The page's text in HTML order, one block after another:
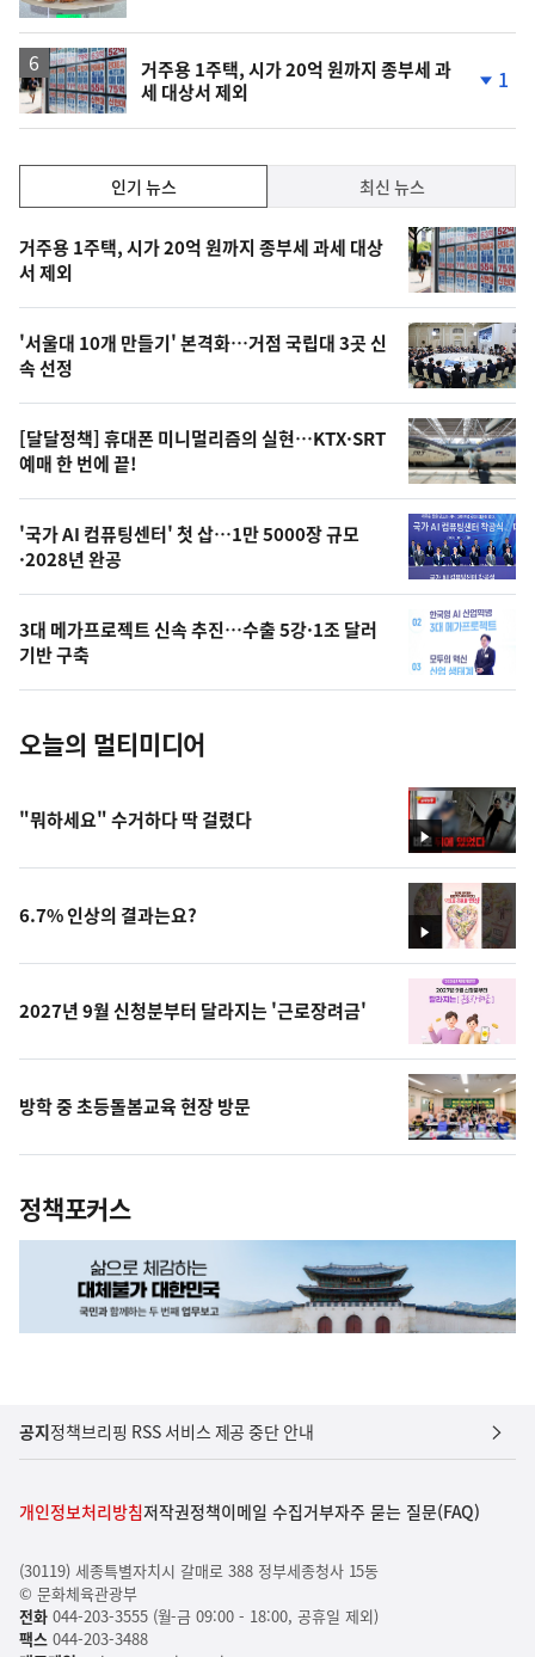
계
거주용 1주택, 시가 20억 원까지 종부세 과
세 대상서 제외
계
락
1
기,
최
신,
오
늘
의
영
상
오
늘
의
사
진
인기 뉴스 최신 뉴스
기
뉴
스
거주용 1주택, 시가 20억 원까지 종부세 과세 대상
서 제외
'서울대 10개 만들기' 본격화…거점 국립대 3곳 신
속 선정
[달달정책] 휴대폰 미니멀리즘의 실현…KTX·SRT
예매 한 번에 끝!
'국가 AI 컴퓨팅센터' 첫 삽…1만 5000장 규모
·2028년 완공
3대 메가프로젝트 신속 추진…수출 5강·1조 달러
기반 구축
오늘의 멀티미디어
영
상
"뭐하세요" 수거하다 딱 걸렸다
영
상
6.7% 인상의 결과는요?
2027년 9월 신청분부터 달라지는 '근로장려금'
방학 중 초등돌봄교육 현장 방문
정책포커스
공지정책브리핑 RSS 서비스 제공 중단 안내
개인정보처리방침저작권정책이메일 수집거부자주 묻는 질문(FAQ)
(30119) 세종특별자치시 갈매로 388 정부세종청사 15동
© 문화체육관광부
전화044-203-3555 (월-금 09:00 - 18:00, 공휴일 제외)
팩스044-203-3488